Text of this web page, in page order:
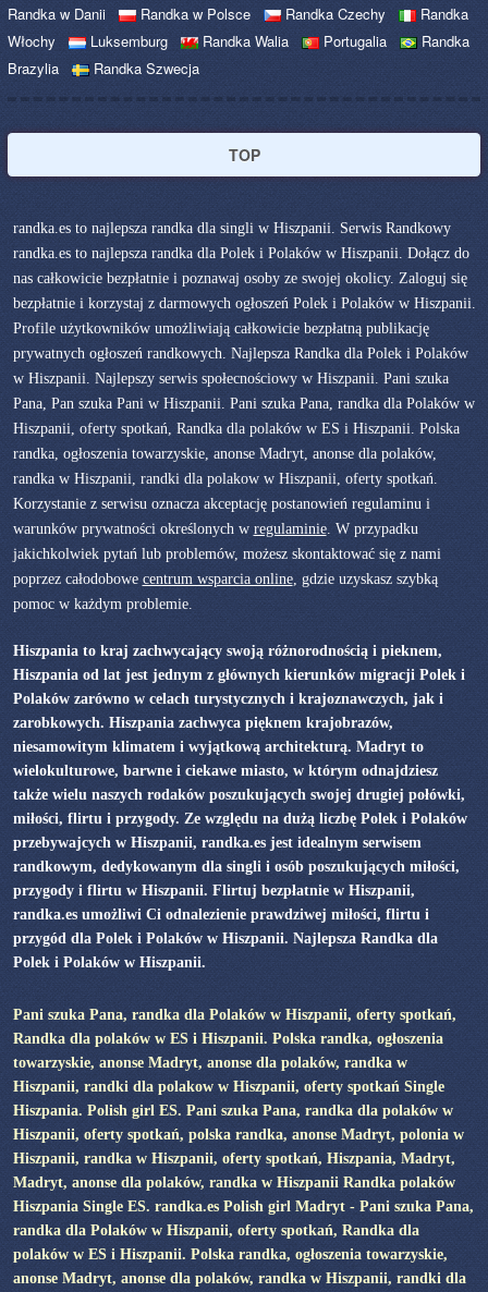
Randka w Danii
Randka w Polsce Randka Czechy
Randka
Włochy
Luksemburg Randka Walia Portugalia
Randka
Brazylia
Randka Szwecja
TOP
randka.es to najlepsza randka dla singli w Hiszpanii. Serwis Randkowy
randka.es to najlepsza randka dla Polek i Polaków w Hiszpanii. Dołącz do
nas całkowicie bezpłatnie i poznawaj osoby ze swojej okolicy. Zaloguj się
bezpłatnie i korzystaj z darmowych ogłoszeń Polek i Polaków w Hiszpanii.
Profile użytkowników umożliwiają całkowicie bezpłatną publikację
prywatnych ogłoszeń randkowych. Najlepsza Randka dla Polek i Polaków
w Hiszpanii. Najlepszy serwis społecnościowy w Hiszpanii. Pani szuka
Pana, Pan szuka Pani w Hiszpanii. Pani szuka Pana, randka dla Polaków w
Hiszpanii, oferty spotkań, Randka dla polaków w ES i Hiszpanii. Polska
randka, ogłoszenia towarzyskie, anonse Madryt, anonse dla polaków,
randka w Hiszpanii, randki dla polakow w Hiszpanii, oferty spotkań.
Korzystanie z serwisu oznacza akceptację postanowień regulaminu i
warunków prywatności określonych w regulaminie. W przypadku
jakichkolwiek pytań lub problemów, możesz skontaktować się z nami
poprzez całodobowe centrum wsparcia online, gdzie uzyskasz szybką
pomoc w każdym problemie.
Hiszpania to kraj zachwycający swoją różnorodnością i pieknem,
Hiszpania od lat jest jednym z głównych kierunków migracji Polek i
Polaków zarówno w celach turystycznych i krajoznawczych, jak i
zarobkowych. Hiszpania zachwyca pięknem krajobrazów,
niesamowitym klimatem i wyjątkową architekturą. Madryt to
wielokulturowe, barwne i ciekawe miasto, w którym odnajdziesz
także wielu naszych rodaków poszukujących swojej drugiej połówki,
miłości, flirtu i przygody. Ze względu na dużą liczbę Polek i Polaków
przebywajcych w Hiszpanii, randka.es jest idealnym serwisem
randkowym, dedykowanym dla singli i osób poszukujących miłości,
przygody i flirtu w Hiszpanii. Flirtuj bezpłatnie w Hiszpanii,
randka.es umożliwi Ci odnalezienie prawdziwej miłości, flirtu i
przygód dla Polek i Polaków w Hiszpanii. Najlepsza Randka dla
Polek i Polaków w Hiszpanii.
Pani szuka Pana, randka dla Polaków w Hiszpanii, oferty spotkań,
Randka dla polaków w ES i Hiszpanii. Polska randka, ogłoszenia
towarzyskie, anonse Madryt, anonse dla polaków, randka w
Hiszpanii, randki dla polakow w Hiszpanii, oferty spotkań Single
Hiszpania. Polish girl ES. Pani szuka Pana, randka dla polaków w
Hiszpanii, oferty spotkań, polska randka, anonse Madryt, polonia w
Hiszpanii, randka w Hiszpanii, oferty spotkań, Hiszpania, Madryt,
Madryt, anonse dla polaków, randka w Hiszpanii Randka polaków
Hiszpania Single ES. randka.es Polish girl Madryt - Pani szuka Pana,
randka dla Polaków w Hiszpanii, oferty spotkań, Randka dla
polaków w ES i Hiszpanii. Polska randka, ogłoszenia towarzyskie,
anonse Madryt, anonse dla polaków, randka w Hiszpanii, randki dla